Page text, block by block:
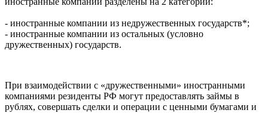
- иностранные компании из недружественных государств*;
- иностранные компании из остальных (условно
дружественных) государств.
При взаимодействии с «дружественными» иностранными
компаниями резиденты РФ могут предоставлять займы в
рублях, совершать сделки и операции с ценными бумагами и